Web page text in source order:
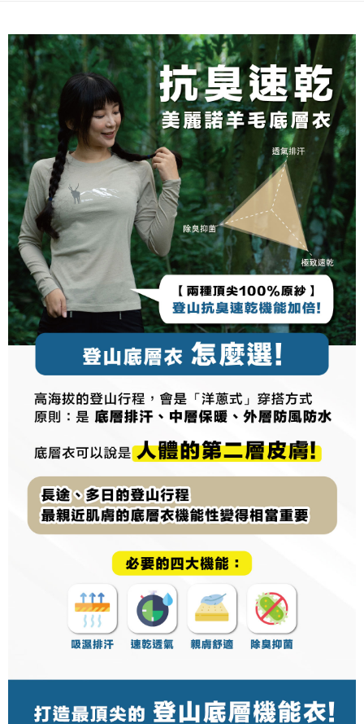
Syarikat Kad Kredit
Rakuten Taiwan
Later selepas pesanan dibuat. Anda perlu mengesahkan nombor telefon
mudah alih anda, memilih bilangan ansuran, dan menetapkan tarikh
akhir pembayaran. Transaksi akan dianggap selesai setelah pembayaran
disahkan.
Had kredit yang diluluskan, tempoh ansuran yang tersedia, dan yuran
yang dikenakan adalah tertakluk kepada maklumat yang dinyatakan
pada halaman pengesahan transaksi seterusnya.
Jika transaksi tidak disahkan dalam masa 30 minit selepas pesanan
dibuat, atau jika permohonan gagal dalam proses semakan, pesanan
akan dibatalkan secara automatik. Jika permohonan gagal pada
peringkat "semakan manual", ini bermakna kriteria pemarkahan sistem
tidak dipenuhi; butiran penilaian khusus tidak akan didedahkan.
[Arahan Pembayaran]
Pembayaran ansuran melalui OP Pay Later akan dibilkan secara
berasingan dan tidak termasuk dalam bil telekom anda. SMS peringatan
pembayaran akan dihantar selepas kitaran bil bulanan.
Selepas mengakses bil melalui pautan dalam SMS, anda boleh
menyelesaikan pembayaran anda melalui salah satu saluran berikut: kod
bar kedai serbaneka, kedai runcit Taiwan Mobile, pemindahan bank,
JKOPay, atau iPASS MONEY.
[Nota Penting]
Perkhidmatan ini disediakan oleh Taiwan Mobile Co., Ltd. (“Syarikat”),
yang membolehkan pelanggan membeli barangan atau perkhidmatan
melalui perkhidmatan ini pada masa transaksi. Hasil daripada pembelian
atau pembayaran ansuran akan dipindahkan oleh peniaga kepada
Syarikat, dan pelanggan hendaklah membuat pembayaran mengikut
perjanjian menggunakan sistem bil Syarikat.
Untuk memenuhi hubungan kontrak yang terjalin melalui persetujuan
penggunaan OP Pay Later, peniaga akan memberikan maklumat peribadi
tujuan pengumpulan, pemprosesan dan penggunaan data yang
diperlukan untuk pengebilan ansuran, termasuk pengesahan,
pengesahan semula dan pembetulan.
style">https://oppay.tw/userRule
【Panduan Penggunaan Pembayaran Ansuran Gogo】
3. Tiada bayaran diperlukan apabila pesanan disahkan. Produk akan
dihantar ke alamat yang ditetapkan.
4. Setelah pesanan disahkan, anda akan menerima SMS pembayaran
manakala ahli aplikasi akan menerima pemberitahuan tolak aplikasi
AFTEE.
5. Tiada bayaran diperlukan apabila anda menerima produk. Sila buat
pembayaran di empat kedai serbaneka utama, ATM atau perbankan
dalam talian dengan SMS pembayaran atau pemberitahuan tolak aplikasi
AFTEE.
Sila ambil perhatian bahawa tempoh pembayaran adalah 14 hari. Walau
bagaimanapun, bagi mereka yang telah memuat turun Aplikasi AFTEE
dan mendaftar sebagai ahli AFTEE boleh menikmati tempoh pembayaran
sehingga 45 hari.
Tempoh pembayaran dikira dari masa kedai meminta pembayaran anda,
ditambah dengan bilangan hari yang boleh dilanjutkan oleh AFTEE. Anda
boleh melanjutkan tempoh pembayaran anda sebelum anda menerima
pesanan. Walau bagaimanapun, tiada jaminan bahawa anda boleh
menerima pesanan anda semasa tempoh pembayaran (cth.: produk
prapesanan atau produk yang mungkin mengambil masa yang lebih
lama untuk dihantar). Oleh itu, anda dikehendaki membuat pembayaran
kepada AFTEE dalam tempoh sama ada anda menerima pesanan.
Kedua, Sekatan Pembayaran
1. Jumlah yang diperakui untuk pengguna kali pertama boleh sehingga
NT$10,000. Amaun diperakui sebenar yang diluluskan akan berdasarkan
keputusan pensijilan dan semakan oleh AFTEE.
2. Amaun perbelanjaan minimum mestilah lebih besar daripada NT$20.
Ketiga, Syarat Perkhidmatan
Perkhidmatan AFTEE Beli Sekarang Bayar Kemudian disediakan oleh NP
Taiwan, Inc. dan AFTEE akan membuat bil kepada pengguna. AFTEE
pembeli, no. telefon, nama penerima, no. telefon, alamat penerima) untuk
penggunaan perkhidmatan. Sila rujuk kepada "Penyata Pengumpulan
Data Peribadi, Pemprosesan, Penggunaan"
(https://aftee.tw/privacypolicy/) untuk maklumat lanjut.
Jumlah yang diperakui untuk pengguna kali pertama yang lulus
kelulusan boleh sehingga NT$10,000. Jika pengguna tidak membuat
untuk menggunakan AFTEE.
Pilihan Penghantaran
全家取貨付款
NT$100/pesanan | Penghantaran percuma untuk pesanan
NT$1,000 atau lebih
付款後全家取貨
NT$100/pesanan | Penghantaran percuma untuk pesanan
NT$1,000 atau lebih
7-11取貨付款
NT$100/pesanan | Penghantaran percuma untuk pesanan
NT$1,000 atau lebih
付款後7-11取貨
NT$100/pesanan | Penghantaran percuma untuk pesanan
NT$1,000 atau lebih
NT$100/pesanan | Penghantaran percuma untuk pesanan
NT$1,000 atau lebih
順豐 Kadar Penghantaran